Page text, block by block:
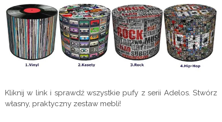
Kliknij w link i sprawdź wszystkie pufy z serii Adelos. Stwórz
własny, praktyczny zestaw mebli!